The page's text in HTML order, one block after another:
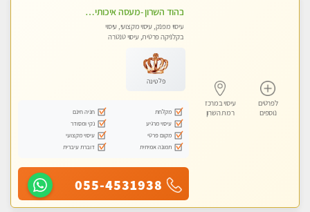
לפרטים
נוספים
עיסוי במרכז
רמת השרון
בהוד השרון -מעסה איכותית למאסז מקצועי ומפנק לכל שרירי הגוף
עיסוי מפנק, עיסוי מקצועי, עיסוי
בקלניקה פרטית, עיסוי טנטרה
פלטינה
מקלחת
חניה חינם
עיסוי מרגיע
נקי ומסודר
מקום פרטי
עיסוי מקצועי
תמונה אמיתית
דוברת עיברית
055-4531938